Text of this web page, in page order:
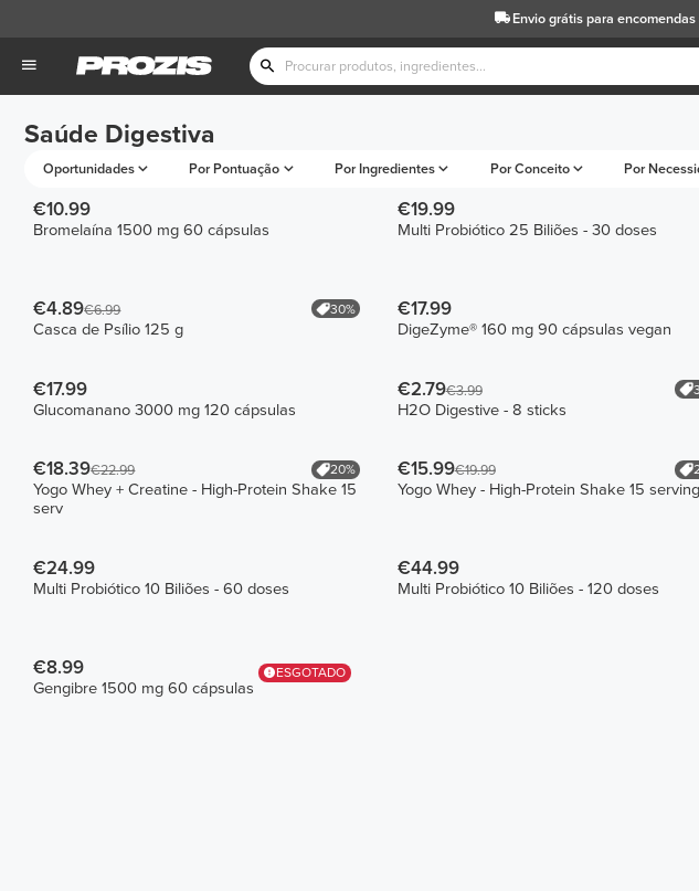
Envio grátispara
Saúde Digestiva
Oportunidades Por Pontuação Por Ingredientes Por Conceito Por
€10.99
Bromelaína 1500 mg 60 cápsulas
€19.99
Multi Probiótico 25 Biliões - 30 doses
€4.89€6.99 30%
Casca de Psílio 125 g
€17.99
DigeZyme® 160 mg 90 cápsulas vegan
€17.99
Glucomanano 3000 mg 120 cápsulas
€2.79€3.99
H2O Digestive - 8 sticks
€18.39€22.99 20%
Yogo Whey + Creatine - High-Protein Shake 15
serv
€15.99€19.99
Yogo Whey - High-Protein Shake 15
€24.99
Multi Probiótico 10 Biliões - 60 doses
€44.99
Multi Probiótico 10 Biliões - 120 doses
ESGOTADO
€8.99
Gengibre 1500 mg 60 cápsulas